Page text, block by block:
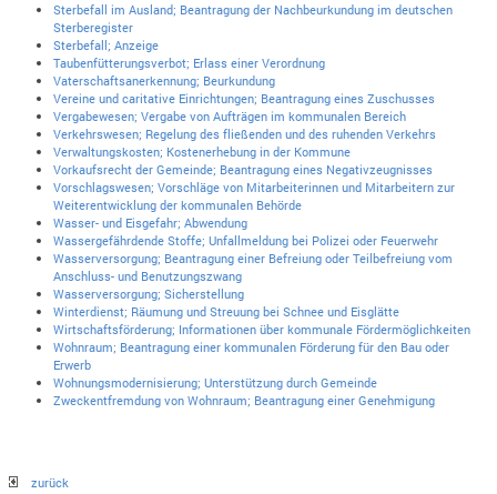
Sterbefall im Ausland; Beantragung der Nachbeurkundung im deutschen
Sterberegister
Sterbefall; Anzeige
Taubenfütterungsverbot; Erlass einer Verordnung
Vaterschaftsanerkennung; Beurkundung
Vereine und caritative Einrichtungen; Beantragung eines Zuschusses
Vergabewesen; Vergabe von Aufträgen im kommunalen Bereich
Verkehrswesen; Regelung des fließenden und des ruhenden Verkehrs
Verwaltungskosten; Kostenerhebung in der Kommune
Vorkaufsrecht der Gemeinde; Beantragung eines Negativzeugnisses
Vorschlagswesen; Vorschläge von Mitarbeiterinnen und Mitarbeitern zur
Weiterentwicklung der kommunalen Behörde
Wasser- und Eisgefahr; Abwendung
Wassergefährdende Stoffe; Unfallmeldung bei Polizei oder Feuerwehr
Wasserversorgung; Beantragung einer Befreiung oder Teilbefreiung vom
Anschluss- und Benutzungszwang
Wasserversorgung; Sicherstellung
Winterdienst; Räumung und Streuung bei Schnee und Eisglätte
Wirtschaftsförderung; Informationen über kommunale Fördermöglichkeiten
Wohnraum; Beantragung einer kommunalen Förderung für den Bau oder
Erwerb
Wohnungsmodernisierung; Unterstützung durch Gemeinde
Zweckentfremdung von Wohnraum; Beantragung einer Genehmigung
zurück